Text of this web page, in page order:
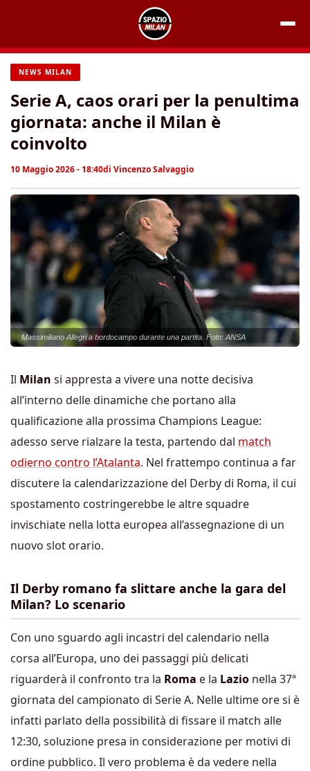
contenuto
NEWS MILAN
Serie A, caos orari per la penultima
giornata: anche il Milan è
coinvolto
10 Maggio 2026 - 18:40di Vincenzo Salvaggio
Massimiliano Allegri a bordocampo durante una partita. Foto: ANSA
Il Milan si appresta a vivere una notte decisiva
all’interno delle dinamiche che portano alla
qualificazione alla prossima Champions League:
adesso serve rialzare la testa, partendo dal match
odierno contro l’Atalanta. Nel frattempo continua a far
discutere la calendarizzazione del Derby di Roma, il cui
spostamento costringerebbe le altre squadre
invischiate nella lotta europea all’assegnazione di un
nuovo slot orario.
Il Derby romano fa slittare anche la gara del
Milan? Lo scenario
Con uno sguardo agli incastri del calendario nella
corsa all’Europa, uno dei passaggi più delicati
riguarderà il confronto tra la Roma e la Lazio nella 37ª
giornata del campionato di Serie A. Nelle ultime ore si è
infatti parlato della possibilità di fissare il match alle
12:30, soluzione presa in considerazione per motivi di
ordine pubblico. Il vero problema è da vedere nella